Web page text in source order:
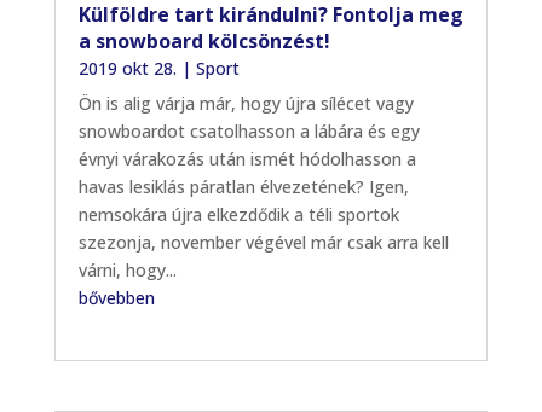
Külföldre tart kirándulni? Fontolja meg
a snowboard kölcsönzést!
2019 okt 28. | Sport
Ön is alig várja már, hogy újra sílécet vagy
snowboardot csatolhasson a lábára és egy
évnyi várakozás után ismét hódolhasson a
havas lesiklás páratlan élvezetének? Igen,
nemsokára újra elkezdődik a téli sportok
szezonja, november végével már csak arra kell
várni, hogy...
bővebben